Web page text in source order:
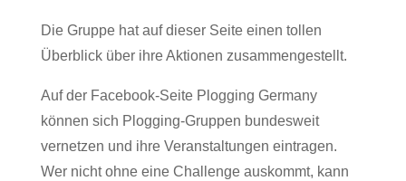
Die Gruppe hat auf dieser Seite einen tollen
Überblick über ihre Aktionen zusammengestellt.
Auf der Facebook-Seite Plogging Germany
können sich Plogging-Gruppen bundesweit
vernetzen und ihre Veranstaltungen eintragen.
Wer nicht ohne eine Challenge auskommt, kann